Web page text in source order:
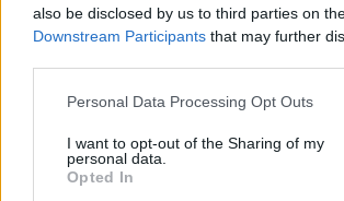
also be disclosed by us to third parties on
Downstream Participants that may further
Please note that this website/app uses one
not limited to your visit or usage behaviour.
grant or deny consent to Google and its
use your data for below specified purposes
Personal Data Processing Opt Outs
I want to opt-out of the Sharing of my
personal data.
Opted In
AUTORE
Staff